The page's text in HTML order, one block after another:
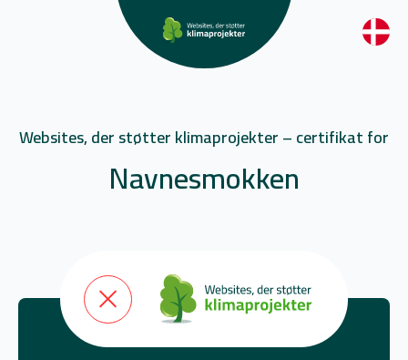
Websites, der støtter klimaprojekter – certifikat for
Navnesmokken